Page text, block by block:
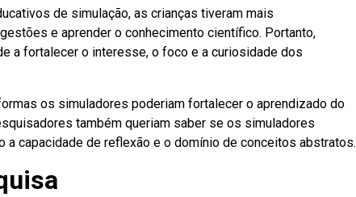
de simulação, as crianças tiveram mais
e aprender o conhecimento científico. Portanto,
a fortalecer o interesse, o foco e a curiosidade dos
os simuladores poderiam fortalecer o aprendizado do
também queriam saber se os simuladores
capacidade de reflexão e o domínio de conceitos abstratos.